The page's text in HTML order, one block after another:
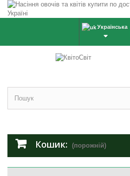
Українська
Кошик: (порожній)